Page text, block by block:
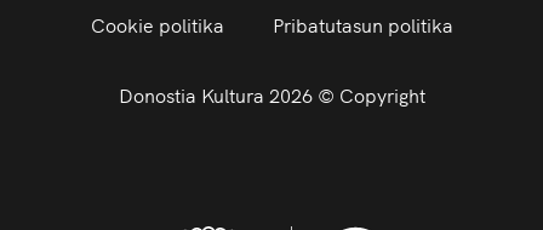
Cookie politika Pribatutasun politika
Donostia Kultura 2026 © Copyright